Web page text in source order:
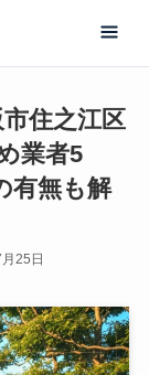
市住之江区
業者5
有無も解
25日